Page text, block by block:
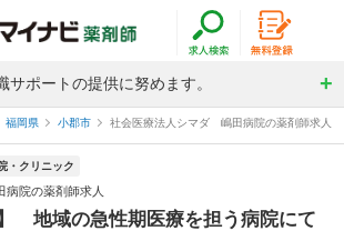
サポートの提供に努めます。
福岡県 小郡市 社会医療法人シマダ 嶋田病院の薬剤師求人
・クリニック
病院の薬剤師求人
】 地域の急性期医療を担う病院にて